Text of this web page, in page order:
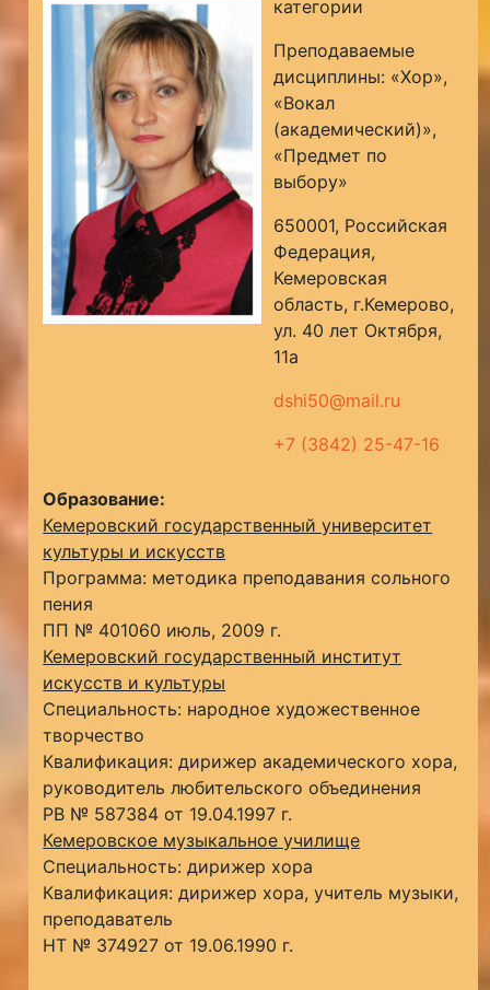
категории
Преподаваемые
дисциплины: «Хор»,
«Вокал
(академический)»,
«Предмет по
выбору»
650001, Российская
Федерация,
Кемеровская
область, г.Кемерово,
ул. 40 лет Октября,
11а
dshi50@mail.ru
+7 (3842) 25-47-16
Образование:
Кемеровский государственный университет
культуры и искусств
Программа: методика преподавания сольного
пения
ПП № 401060 июль, 2009 г.
Кемеровский государственный институт
искусств и культуры
Специальность: народное художественное
творчество
Квалификация: дирижер академического хора,
руководитель любительского объединения
РВ № 587384 от 19.04.1997 г.
Кемеровское музыкальное училище
Специальность: дирижер хора
Квалификация: дирижер хора, учитель музыки,
преподаватель
НТ № 374927 от 19.06.1990 г.